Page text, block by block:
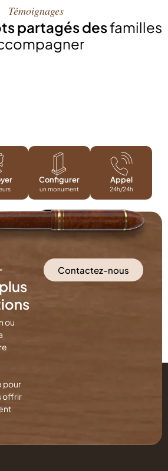
Témoignages
partagés desfamilles
Configurer
un monument
Appel
24h/24h
plus
ou
pour
offrir
Contactez-nous